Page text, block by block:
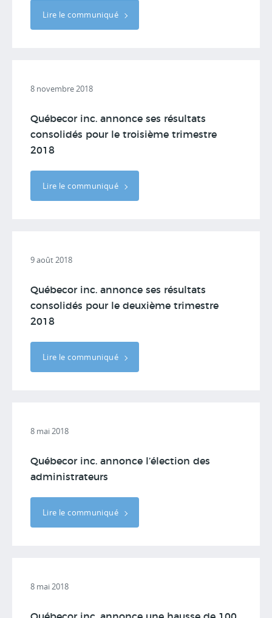
Lire le communiqué
8 novembre 2018
Québecor inc. annonce ses résultats
consolidés pour le troisième trimestre
2018
Lire le communiqué
9 août 2018
Québecor inc. annonce ses résultats
consolidés pour le deuxième trimestre
2018
Lire le communiqué
8 mai 2018
Québecor inc. annonce l’élection des
administrateurs
Lire le communiqué
8 mai 2018